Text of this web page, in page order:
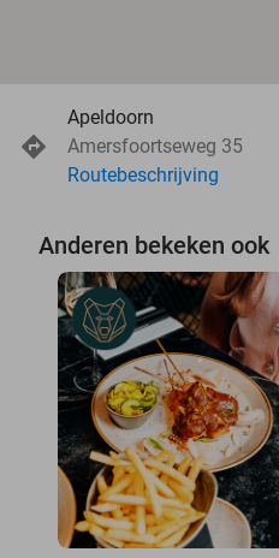
Apeldoorn
Amersfoortseweg 35
Routebeschrijving
Anderen bekeken ook